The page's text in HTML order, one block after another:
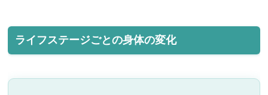
ライフステージごとの身体の変化